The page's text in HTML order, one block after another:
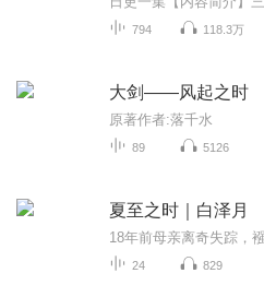
794 118.3万
大剑——风起之时
原著作者:落千水
89 5126
夏至之时｜白泽月
24 829